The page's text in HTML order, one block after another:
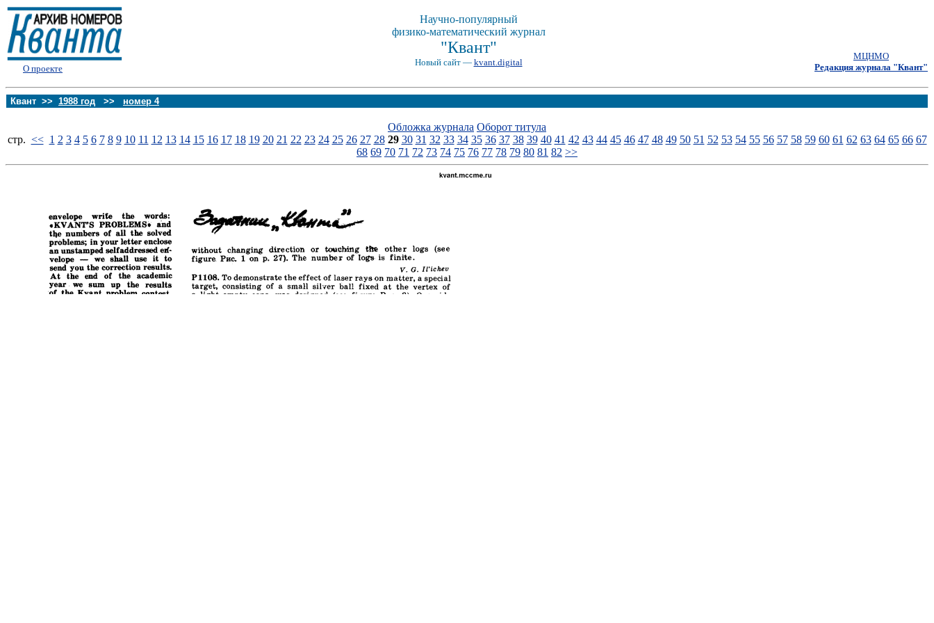
О проекте
Научно-популярный
физико-математический журнал
"Квант"
Новый сайт — kvant.digital
МЦНМО
Редакция журнала "Квант"
Квант >> 1988 год >> номер 4
Обложка журнала Оборот титула
стp. << 1 2 3 4 5 6 7 8 9 10 11 12 13 14 15 16 17 18 19 20 21 22 23 24 25 26 27 28 29 30 31 32 33 34 35 36 37 38 39 40 41 42 43 44 45 46 47 48 49 50 51 52 53 54 55 56 57 58 59 60 61 62 63 64 65 66 67
68 69 70 71 72 73 74 75 76 77 78 79 80 81 82 >>